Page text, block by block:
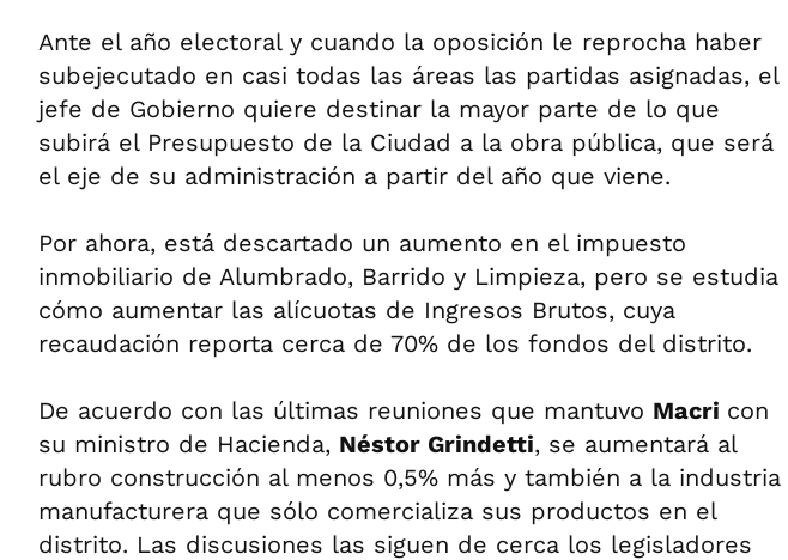
Ante el año electoral y cuando la oposición le reprocha haber
subejecutado en casi todas las áreas las partidas asignadas, el
jefe de Gobierno quiere destinar la mayor parte de lo que
subirá el Presupuesto de la Ciudad a la obra pública, que será
el eje de su administración a partir del año que viene.
Por ahora, está descartado un aumento en el impuesto
inmobiliario de Alumbrado, Barrido y Limpieza, pero se estudia
cómo aumentar las alícuotas de Ingresos Brutos, cuya
recaudación reporta cerca de 70% de los fondos del distrito.
De acuerdo con las últimas reuniones que mantuvo Macri con
su ministro de Hacienda, Néstor Grindetti, se aumentará al
rubro construcción al menos 0,5% más y también a la industria
manufacturera que sólo comercializa sus productos en el
distrito. Las discusiones las siguen de cerca los legisladores